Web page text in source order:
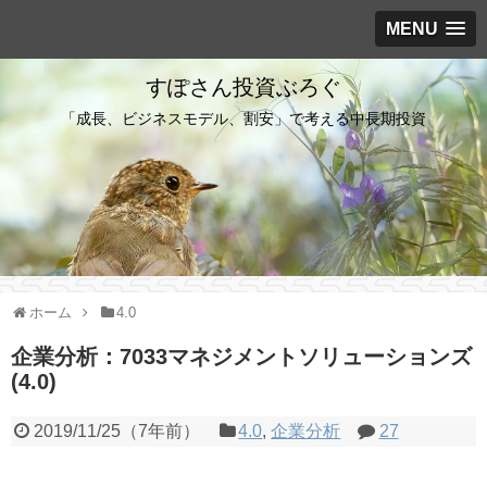
MENU
すぽさん投資ぶろぐ
「成長、ビジネスモデル、割安」で考える中長期投資
ホーム 4.0
企業分析：7033マネジメントソリューションズ
(4.0)
2019/11/25（7年前） 4.0,企業分析 27